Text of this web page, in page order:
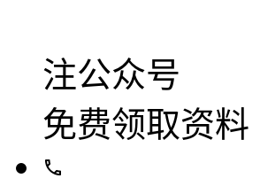
注公众号
免费领取资料